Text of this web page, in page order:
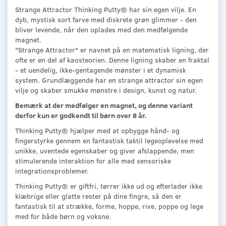
Strange Attractor Thinking Putty® har sin egen vilje. En
dyb, mystisk sort farve med diskrete grøn glimmer - den
bliver levende, når den oplades med den medfølgende
magnet.
"Strange Attractor" er navnet på en matematisk ligning, der
ofte er en del af kaosteorien. Denne ligning skaber en fraktal
- et uendelig, ikke-gentagende mønster i et dynamisk
system. Grundlæggende har en strange attractor sin egen
vilje og skaber smukke mønstre i design, kunst og natur.
Bemærk at der medfølger en magnet, og denne variant
derfor kun er godkendt til børn over 8 år.
Thinking Putty® hjælper med at opbygge hånd- og
fingerstyrke gennem en fantastisk taktil legeoplevelse med
unikke, uventede egenskaber og giver afslappende, men
stimulerende interaktion for alle med sensoriske
integrationsproblemer.
Thinking Putty® er giftfri, tørrer ikke ud og efterlader ikke
klæbrige eller glatte rester på dine fingre, så den er
fantastisk til at strække, forme, hoppe, rive, poppe og lege
med for både børn og voksne.